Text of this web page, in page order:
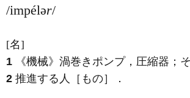
/impélər/
[名]
1
《機械》 渦巻きポンプ，圧縮器；
2 推進する人［もの］ ．